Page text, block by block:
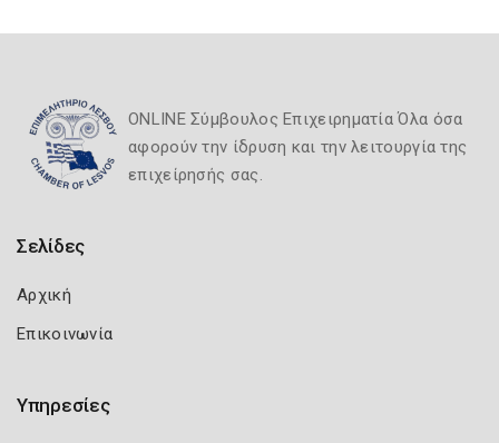
ONLINE Σύμβουλος Επιχειρηματία Όλα όσα
αφορούν την ίδρυση και την λειτουργία της
επιχείρησής σας.
Σελίδες
Αρχική
Επικοινωνία
Υπηρεσίες